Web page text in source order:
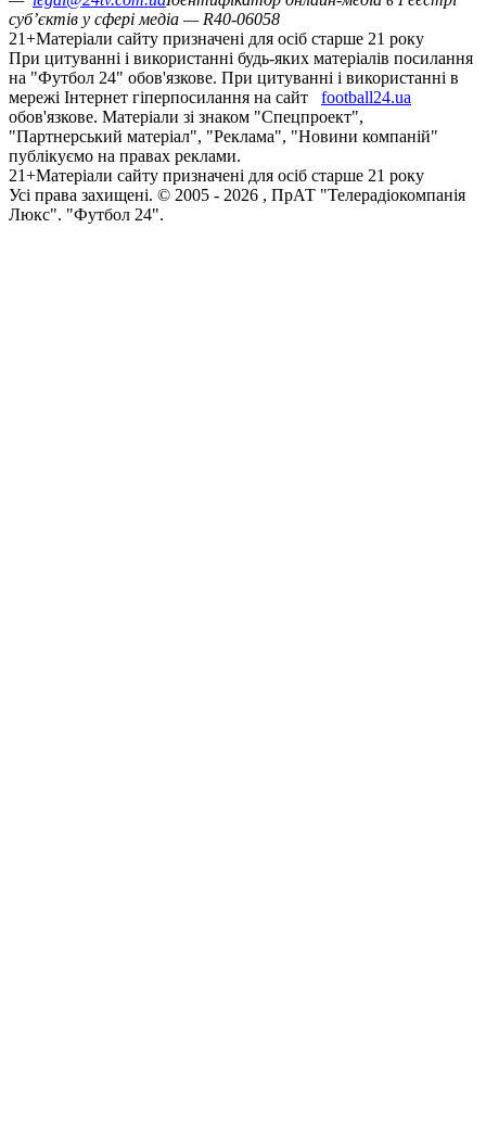
суб’єктів у сфері медіа — R40-06058
21+Матеріали сайту призначені для осіб старше 21 року
При цитуванні і використанні будь-яких матеріалів посилання
на "Футбол 24" обов'язкове. При цитуванні і використанні в
мережі Інтернет гіперпосилання на сайт
football24.ua
обов'язкове. Матеріали зі знаком "Спецпроект",
"Партнерський матеріал", "Реклама", "Новини компаній"
публікуємо на правах реклами.
21+Матеріали сайту призначені для осіб старше 21 року
Усi права захищенi. © 2005 - 2026 , ПрАТ "Телерадіокомпанія
Люкс". "Футбол 24".